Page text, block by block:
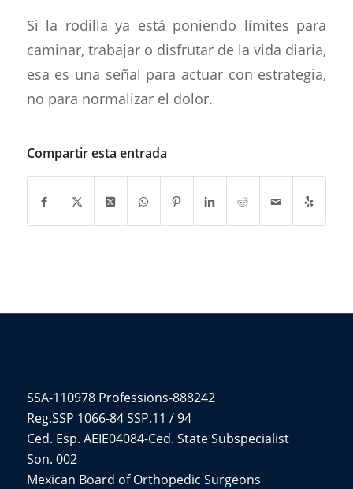
Si la rodilla ya está poniendo límites para
caminar, trabajar o disfrutar de la vida diaria,
esa es una señal para actuar con estrategia,
no para normalizar el dolor.
Compartir esta entrada
SSA-110978 Professions-888242
Reg.SSP 1066-84 SSP.11 / 94
Ced. Esp. AEIE04084-Ced. State Subspecialist
Son. 002
Mexican Board of Orthopedic Surgeons